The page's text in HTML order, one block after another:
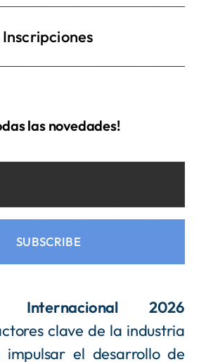
las novedades!
SUBSCRIBE
Internacional 2026
clave de la industria
el desarrollo de